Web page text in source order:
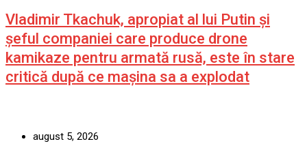
Vladimir Tkachuk, apropiat al lui Putin și
șeful companiei care produce drone
kamikaze pentru armată rusă, este în stare
critică după ce mașina sa a explodat
august 5, 2026